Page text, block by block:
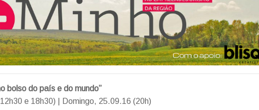
bolso do país e do mundo”
e 18h30) | Domingo, 25.09.16 (20h)